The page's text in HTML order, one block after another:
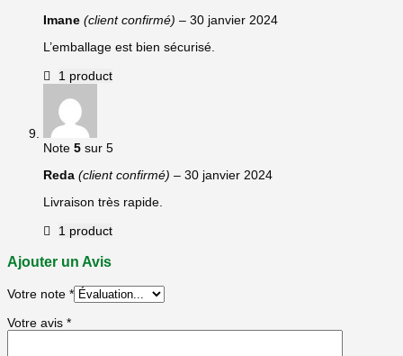
Imane (client confirmé) – 30 janvier 2024
L’emballage est bien sécurisé.
1 product
Note 5 sur 5
Reda (client confirmé) – 30 janvier 2024
Livraison très rapide.
1 product
Ajouter un Avis
Votre note *
Votre avis *